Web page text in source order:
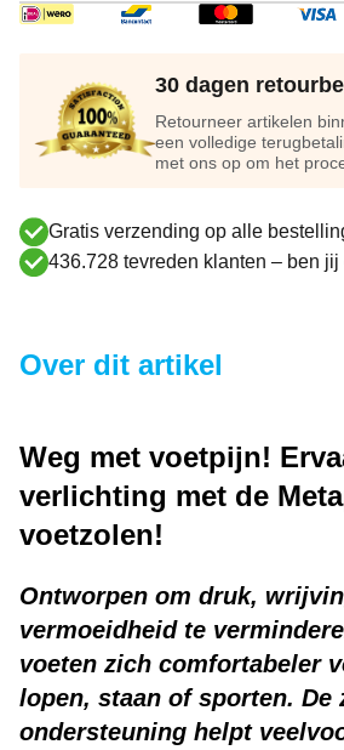
30 dagen
Retourneer artikelen
een volledige
met ons op om het
Gratis verzending op alle
436.728 tevreden klanten – ben
Over dit artikel
Weg met voetpijn!
verlichting met de
voetzolen!
Ontworpen om druk,
vermoeidheid te
voeten zich comfortabeler
lopen, staan of sporten. De
ondersteuning helpt